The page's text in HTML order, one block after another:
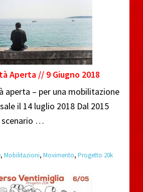
Aperta // 9 Giugno 2018
aperta – per una mobilitazione
il 14 luglio 2018 Dal 2015
scenario …
, Mobilitazioni, Movimento, Progetto 20k